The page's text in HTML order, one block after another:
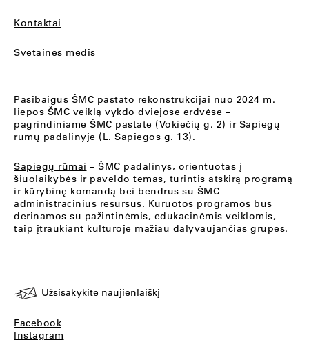
Kontaktai
Svetainės medis
Pasibaigus ŠMC pastato rekonstrukcijai nuo 2024 m.
liepos ŠMC veiklą vykdo dviejose erdvėse –
pagrindiniame ŠMC pastate (Vokiečių g. 2) ir Sapiegų
rūmų padalinyje (L. Sapiegos g. 13).
Sapiegų rūmai – ŠMC padalinys, orientuotas į
šiuolaikybės ir paveldo temas, turintis atskirą programą
ir kūrybinę komandą bei bendrus su ŠMC
administracinius resursus. Kuruotos programos bus
derinamos su pažintinėmis, edukacinėmis veiklomis,
taip įtraukiant kultūroje mažiau dalyvaujančias grupes.
Užsisakykite naujienlaiškį
Facebook
Instagram